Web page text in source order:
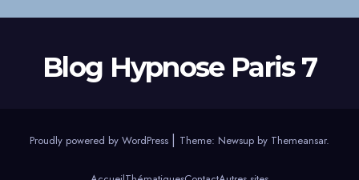
Blog Hypnose Paris 7
Proudly powered by WordPress | Theme: Newsup by Themeansar.